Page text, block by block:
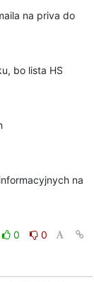
na priva do
bo lista HS
na
0
0